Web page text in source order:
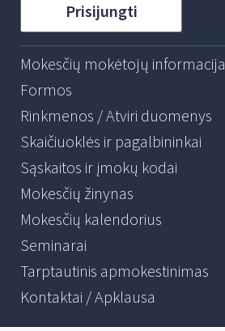
Prisijungti
Mokesčių mokėtojų informacija
Formos
Rinkmenos / Atviri duomenys
Skaičiuoklės ir pagalbininkai
Sąskaitos ir įmokų kodai
Mokesčių žinynas
Mokesčių kalendorius
Seminarai
Tarptautinis apmokestinimas
Kontaktai / Apklausa